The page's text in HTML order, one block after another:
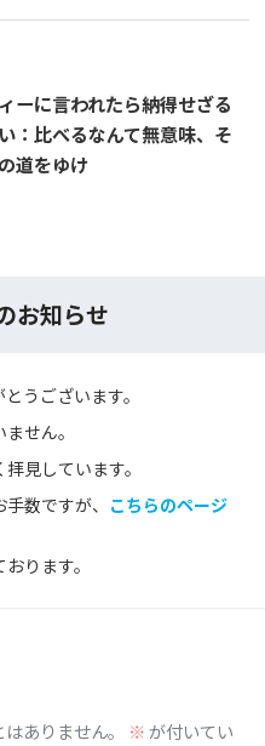
ーに言われたら納得せざる
：比べるなんて無意味、そ
道をゆけ
お知らせ
うございます。
せん。
見しています。
数ですが、 こちらのページ
ります。
ありません。 ※が付いてい